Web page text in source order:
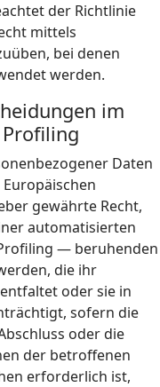
der Richtlinie
mittels
bei denen
werden.
im
Daten
gewährte Recht,
automatisierten
— beruhenden
die ihr
oder sie in
sofern die
oder die
der betroffenen
erforderlich ist,